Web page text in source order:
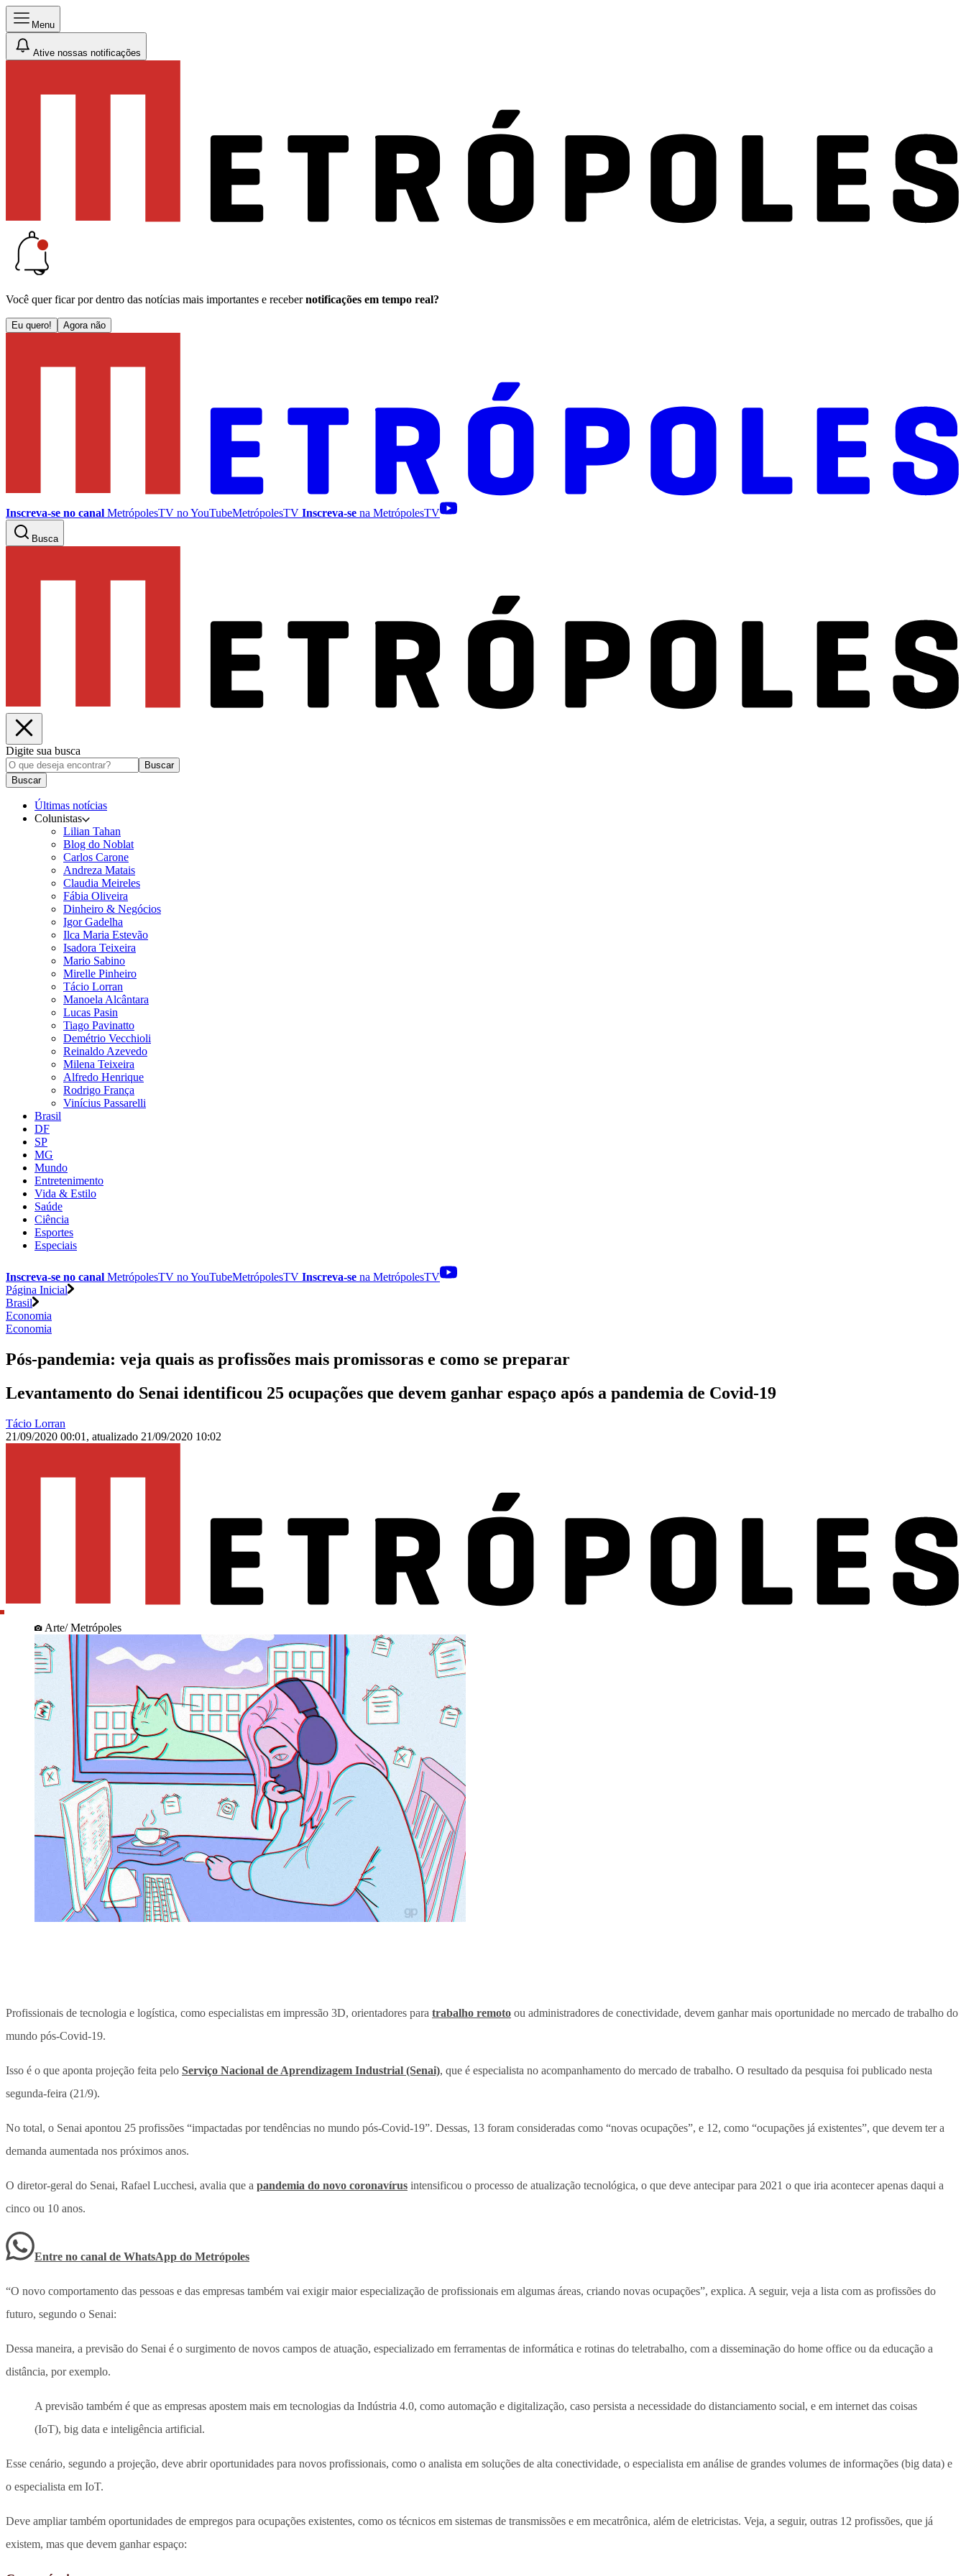
Menu
Ative nossas notificações
Você quer ficar por dentro das notícias mais importantes e receber notificações em tempo real?
Eu quero! Agora não
Inscreva-se no canal MetrópolesTV noYouTubeMetrópolesTV Inscreva-se na MetrópolesTV
Busca
Digite sua busca
Buscar
Buscar
Últimas notícias
Colunistas
Lilian Tahan
Blog do Noblat
Carlos Carone
Andreza Matais
Claudia Meireles
Fábia Oliveira
Dinheiro & Negócios
Igor Gadelha
Ilca Maria Estevão
Isadora Teixeira
Mario Sabino
Mirelle Pinheiro
Tácio Lorran
Manoela Alcântara
Lucas Pasin
Tiago Pavinatto
Demétrio Vecchioli
Reinaldo Azevedo
Milena Teixeira
Alfredo Henrique
Rodrigo França
Vinícius Passarelli
Brasil
DF
SP
MG
Mundo
Entretenimento
Vida & Estilo
Saúde
Ciência
Esportes
Especiais
Inscreva-se no canal MetrópolesTV noYouTubeMetrópolesTV Inscreva-se na MetrópolesTV
Página Inicial
Brasil
Economia
Economia
Pós-pandemia: veja quais as profissões mais promissoras e como se preparar
Levantamento do Senai identificou 25 ocupações que devem ganhar espaço após a pandemia de Covid-19
Tácio Lorran
21/09/2020 00:01 , atualizado 21/09/2020 10:02
Arte/ Metrópoles
Profissionais de tecnologia e logística, como especialistas em impressão 3D, orientadores para trabalho remoto ou administradores de conectividade, devem ganhar mais oportunidade no mercado de trabalho do
mundo pós-Covid-19.
Isso é o que aponta projeção feita pelo Serviço Nacional de Aprendizagem Industrial (Senai), que é especialista no acompanhamento do mercado de trabalho. O resultado da pesquisa foi publicado nesta
segunda-feira (21/9).
No total, o Senai apontou 25 profissões “impactadas por tendências no mundo pós-Covid-19”. Dessas, 13 foram consideradas como “novas ocupações”, e 12, como “ocupações já existentes”, que devem ter a
demanda aumentada nos próximos anos.
O diretor-geral do Senai, Rafael Lucchesi, avalia que a pandemia do novo coronavírus intensificou o processo de atualização tecnológica, o que deve antecipar para 2021 o que iria acontecer apenas daqui a
cinco ou 10 anos.
Entre no canal de WhatsApp do Metrópoles
“O novo comportamento das pessoas e das empresas também vai exigir maior especialização de profissionais em algumas áreas, criando novas ocupações”, explica. A seguir, veja a lista com as profissões do
futuro, segundo o Senai:
Dessa maneira, a previsão do Senai é o surgimento de novos campos de atuação, especializado em ferramentas de informática e rotinas do teletrabalho, com a disseminação do home office ou da educação a
distância, por exemplo.
A previsão também é que as empresas apostem mais em tecnologias da Indústria 4.0, como automação e digitalização, caso persista a necessidade do distanciamento social, e em internet das coisas
(IoT), big data e inteligência artificial.
Esse cenário, segundo a projeção, deve abrir oportunidades para novos profissionais, como o analista em soluções de alta conectividade, o especialista em análise de grandes volumes de informações (big data) e
o especialista em IoT.
Deve ampliar também oportunidades de empregos para ocupações existentes, como os técnicos em sistemas de transmissões e em mecatrônica, além de eletricistas. Veja, a seguir, outras 12 profissões, que já
existem, mas que devem ganhar espaço: